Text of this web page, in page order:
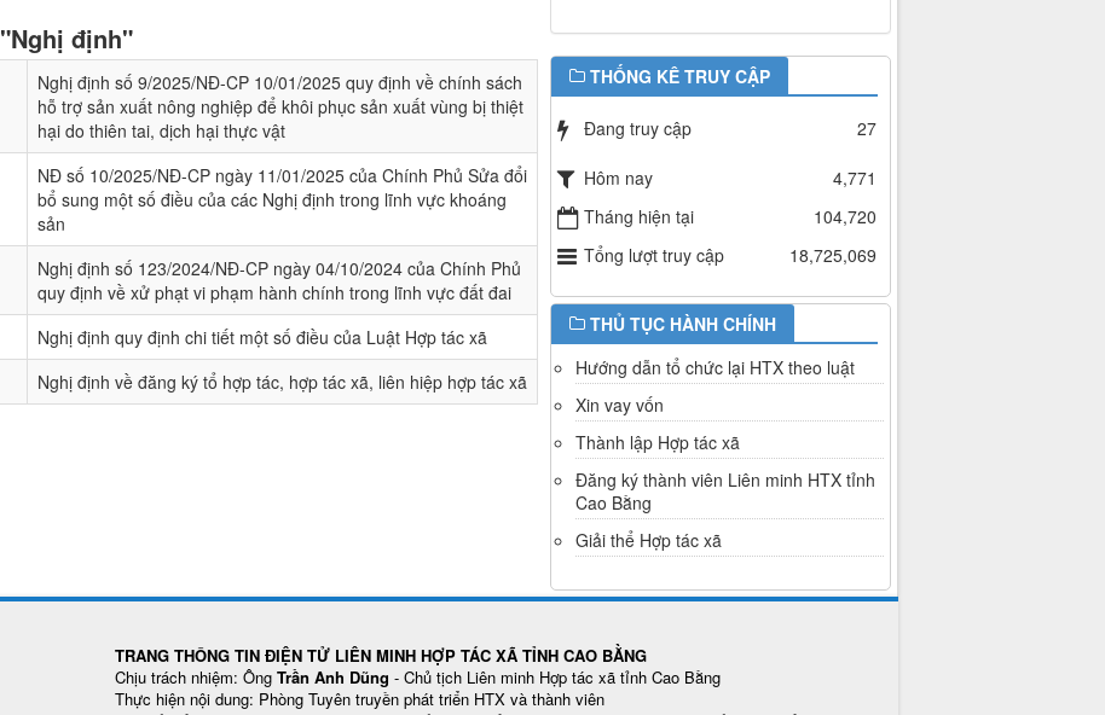
"Nghị định"
Nghị định số 9/2025/NĐ-CP 10/01/2025 quy định về chính sách
hỗ trợ sản xuất nông nghiệp để khôi phục sản xuất vùng bị thiệt
hại do thiên tai, dịch hại thực vật
NĐ số 10/2025/NĐ-CP ngày 11/01/2025 của Chính Phủ Sửa đổi
bổ sung một số điều của các Nghị định trong lĩnh vực khoáng
sản
Nghị định số 123/2024/NĐ-CP ngày 04/10/2024 của Chính Phủ
quy định về xử phạt vi phạm hành chính trong lĩnh vực đất đai
Nghị định quy định chi tiết một số điều của Luật Hợp tác xã
Nghị định về đăng ký tổ hợp tác, hợp tác xã, liên hiệp hợp tác xã
THỐNG KÊ TRUY CẬP
Đang truy cập 27
Hôm nay
4,771
Tháng hiện tại
104,720
Tổng lượt truy cập
18,725,069
THỦ TỤC HÀNH CHÍNH
Hướng dẫn tổ chức lại HTX theo luật
Xin vay vốn
Thành lập Hợp tác xã
Đăng ký thành viên Liên minh HTX tỉnh
Cao Bằng
Giải thể Hợp tác xã
TRANG THÔNG TIN ĐIỆN TỬ LIÊN MINH HỢP TÁC XÃ TỈNH CAO BẰNG
Chịu trách nhiệm: Ông Trần Anh Dũng - Chủ tịch Liên minh Hợp tác xã tỉnh Cao Bằng
Thực hiện nội dung: Phòng Tuyên truyền phát triển HTX và thành viên